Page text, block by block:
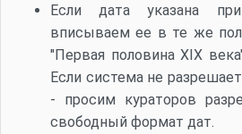
Если дата указана
вписываем ее в те же
"Первая половина XIX
Если система не
- просим кураторов
свободный формат дат.